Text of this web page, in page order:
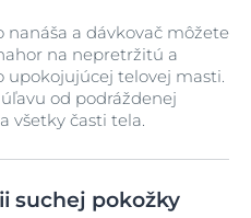
nanáša a dávkovač môžete
na nepretržitú a
telovej masti.
od podráždenej
všetky časti tela.
suchej pokožky